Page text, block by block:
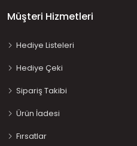
Müşteri Hizmetleri
Hediye Listeleri
Hediye Çeki
Sipariş Takibi
Ürün İadesi
Fırsatlar